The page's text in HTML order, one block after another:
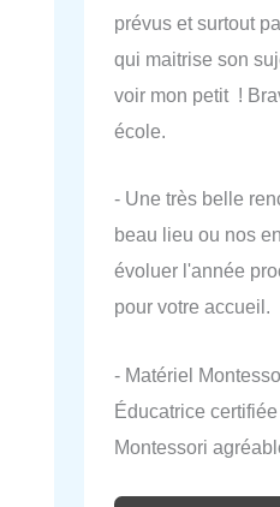
prévus et surtout
qui maitrise son
voir mon petit !
école.
- Une très belle
beau lieu ou nos
évoluer l'année
pour votre accueil.
- Matériel
Éducatrice
Montessori